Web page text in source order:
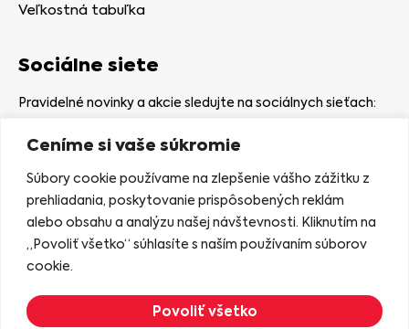
Ceníme si vaše súkromie
Súbory cookie používame na zlepšenie vášho zážitku z
prehliadania, poskytovanie prispôsobených reklám
alebo obsahu a analýzu našej návštevnosti. Kliknutím na
„Povoliť všetko“ súhlasíte s naším používaním súborov
cookie.
Povoliť všetko
Veľkostná tabuľka
Sociálne siete
Pravidelné novinky a akcie sledujte na sociálnych sieťach:
Kamenná predajňa
Nám. gen. Štefaníka 7
06401 Stará Ľubovňa